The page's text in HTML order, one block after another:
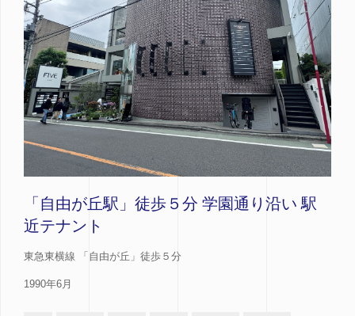
「自由が丘駅」徒歩５分 学園通り沿い 駅
近テナント
東急東横線 「自由が丘」徒歩５分
1990年6月